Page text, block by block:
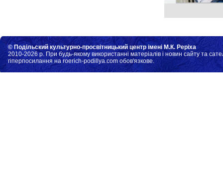
© Подільский культурно-просвітницький центр імені М.К. Реріха
2010-2026 р. При будь-якому використанні матеріалів і новин сайту та
гіперпосилання на roerich-podillya.com обов'язкове.